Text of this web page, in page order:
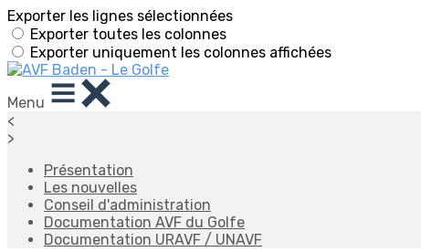
Exporter les lignes sélectionnées
Exporter toutes les colonnes
Exporter uniquement les colonnes affichées
Menu
<
>
Présentation
Les nouvelles
Conseil d'administration
Documentation AVF du Golfe
Documentation URAVF / UNAVF